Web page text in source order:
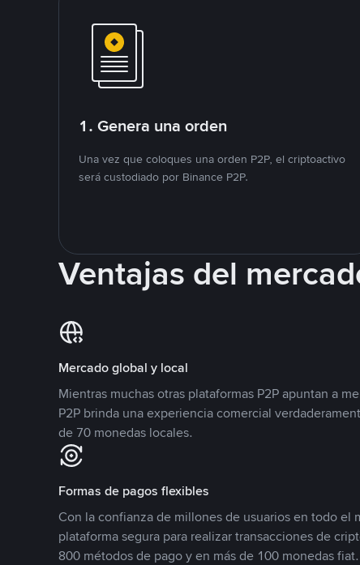
1. Genera una orden
Una vez que coloques una orden P2P, el criptoactivo
será custodiado por Binance P2P.
Ventajas del
Mercado global y local
Mientras muchas otras plataformas P2P apuntan a
P2P brinda una experiencia comercial
de 70 monedas locales.
Formas de pagos flexibles
Con la confianza de millones de usuarios en todo el
plataforma segura para realizar transacciones de
800 métodos de pago y en más de 100 monedas